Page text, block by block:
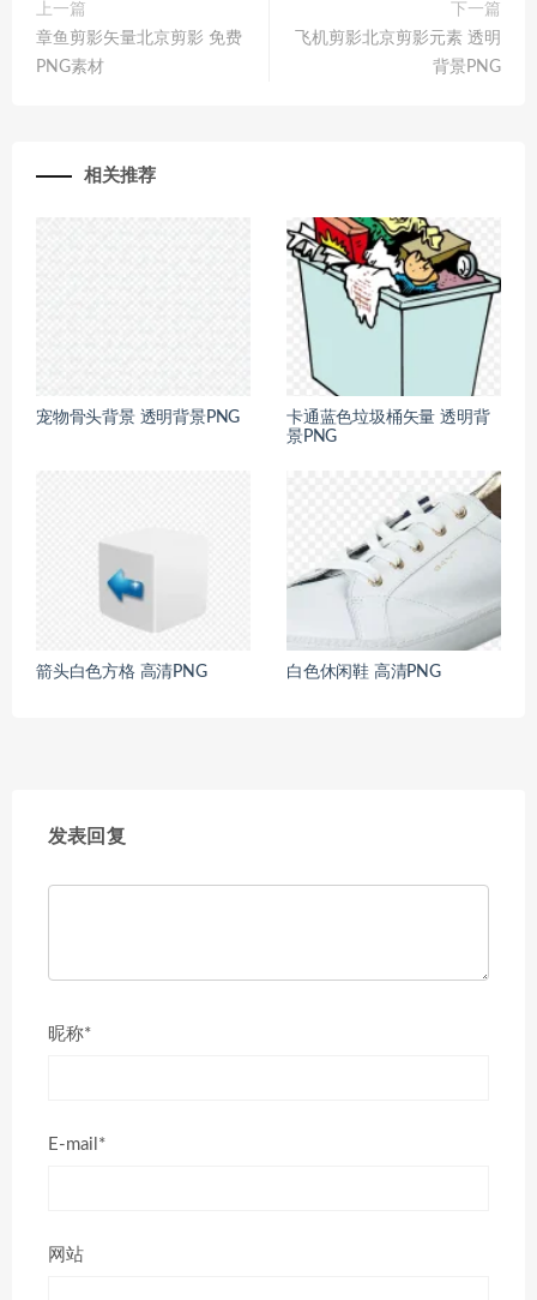
上一篇
章鱼剪影矢量北京剪影 免费
PNG素材
下一篇
飞机剪影北京剪影元素 透明
背景PNG
相关推荐
宠物骨头背景 透明背景PNG
卡通蓝色垃圾桶矢量 透明背
景PNG
箭头白色方格 高清PNG 白色休闲鞋 高清PNG
发表回复
昵称*
E-mail*
网站